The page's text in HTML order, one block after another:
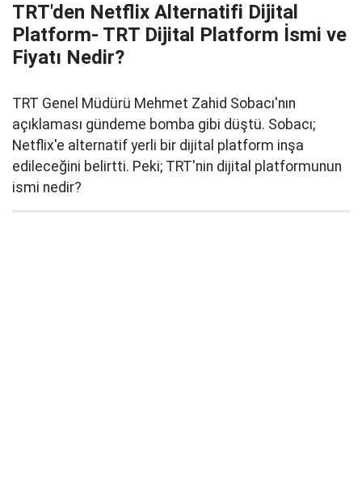
TRT'den Netflix Alternatifi Dijital
Platform- TRT Dijital Platform İsmi ve
Fiyatı Nedir?
TRT Genel Müdürü Mehmet Zahid Sobacı'nın
açıklaması gündeme bomba gibi düştü. Sobacı;
Netflix'e alternatif yerli bir dijital platform inşa
edileceğini belirtti. Peki; TRT'nin dijital platformunun
ismi nedir?